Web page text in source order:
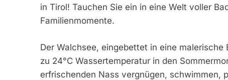
in Tirol! Tauchen Sie ein in eine Welt voller
Familienmomente.
Der Walchsee, eingebettet in eine
zu 24°C Wassertemperatur in den
erfrischenden Nass vergnügen, schwimmen,